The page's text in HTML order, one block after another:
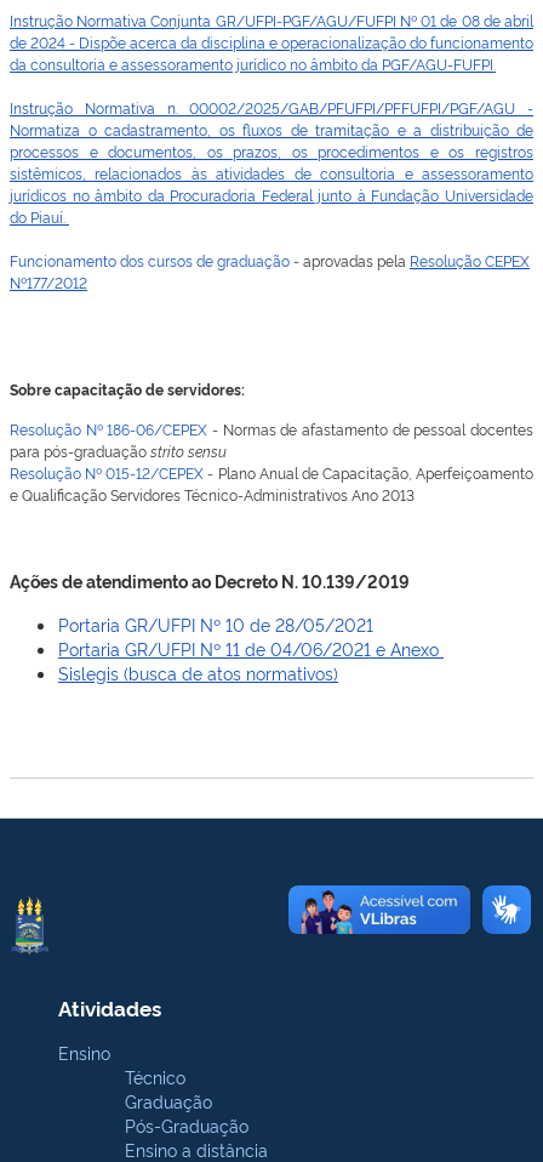
Instrução Normativa Conjunta GR/UFPI-PGF/AGU/FUFPI Nº 01 de 08 de abril
de 2024 - Dispõe acerca da disciplina e operacionalização do funcionamento
da consultoria e assessoramento jurídico no âmbito da PGF/AGU-FUFPI.
Instrução Normativa n. 00002/2025/GAB/PFUFPI/PFFUFPI/PGF/AGU -
Normatiza o cadastramento, os fluxos de tramitação e a distribuição de
processos e documentos, os prazos, os procedimentos e os registros
sistêmicos, relacionados às atividades de consultoria e assessoramento
jurídicos no âmbito da Procuradoria Federal junto à Fundação Universidade
do Piauí.
Funcionamento dos cursos de graduação- aprovadas pela Resolução CEPEX
Nº177/2012
Sobre capacitação de servidores:
Resolução Nº 186-06/CEPEX - Normas de afastamento de pessoal docentes
para pós-graduaçãostrito sensu
Resolução Nº 015-12/CEPEX- Plano Anual de Capacitação, Aperfeiçoamento
e Qualificação Servidores Técnico-Administrativos Ano 2013
Ações de atendimento ao Decreto N. 10.139/2019
Portaria GR/UFPI Nº 10 de 28/05/2021
Portaria GR/UFPI Nº 11 de 04/06/2021 e Anexo
Sislegis (busca de atos normativos)
Atividades
Ensino
Técnico
Graduação
Pós-Graduação
Ensino a distância